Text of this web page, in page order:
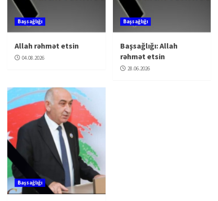
Başsağlığı
Allah rəhmət etsin
04.08.2026
Başsağlığı
Başsağlığı: Allah
rəhmət etsin
28.06.2026
Başsağlığı